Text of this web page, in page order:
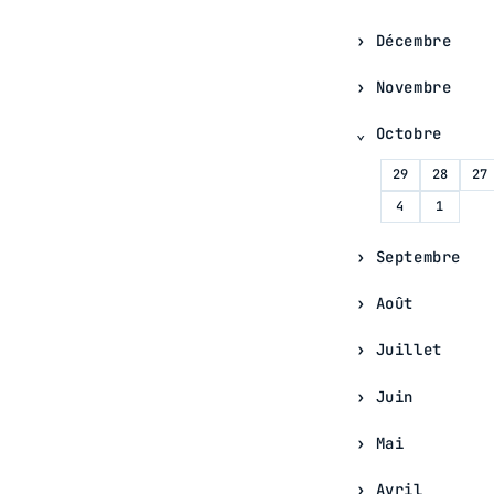
Décembre
Novembre
Octobre
29 28 27
4
1
Septembre
Août
Juillet
Juin
Mai
Avril